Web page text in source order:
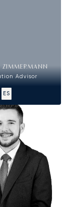
ZIMMERMANN
Advisor
ES